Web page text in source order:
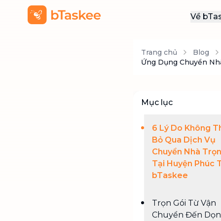
Về
Trang chủ Blog
Ứng Dụng Chuyển
Mục lục
6 Lý Do Không
Bỏ Qua Dịch Vụ
Chuyển Nhà
Tại Huyện Phúc
bTaskee
Trọn Gói Từ Vận
Chuyển Đến Dọn